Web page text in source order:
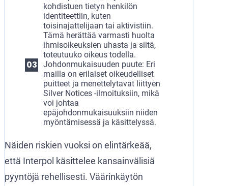
kohdistuen tietyn henkilön
identiteettiin, kuten
toisinajattelijaan tai aktivistiin.
Tämä herättää varmasti huolta
ihmisoikeuksien uhasta ja siitä,
toteutuuko oikeus todella.
Johdonmukaisuuden puute: Eri
mailla on erilaiset oikeudelliset
puitteet ja menettelytavat liittyen
Silver Notices -ilmoituksiin, mikä
voi johtaa
epäjohdonmukaisuuksiin niiden
myöntämisessä ja käsittelyssä.
Näiden riskien vuoksi on elintärkeää,
että Interpol käsittelee kansainvälisiä
pyyntöjä rehellisesti. Väärinkäytön